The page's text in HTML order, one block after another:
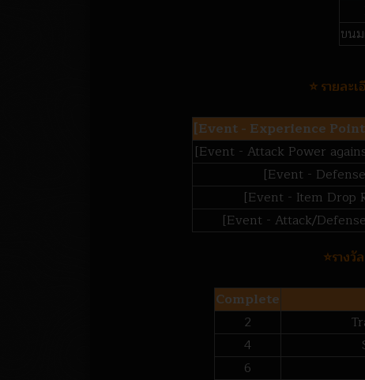
ขน
⭐️ รายล
[Event - Experience
[Event - Attack Power
[Event -
[Event - Item Drop
[Event - Attack/
⭐️ราง
Complete
2
4
6